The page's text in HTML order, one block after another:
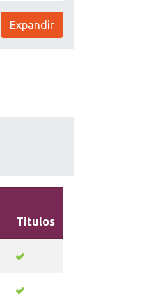
Expandir
Titulos